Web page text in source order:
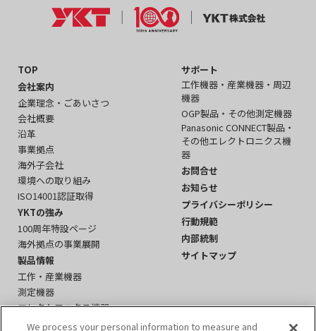
TOP
会社案内
企業理念・ごあいさつ
会社概要
沿革
事業拠点
海外子会社
環境への取り組み
ISO14001認証取得
YKTの強み
100周年特設ページ
海外拠点の事業展開
製品情報
工作・産業機器
測定機器
エレクトロニクス機器
周辺機器・その他
サポート
工作機器・産業機器・周辺
機器
OGP製品・その他測定機器
Panasonic CONNECT製品・
その他エレクトロニクス機
器
お問合せ
お知らせ
プライバシーポリシー
行動規範
内部統制
サイトマップ
We process your personal information to measure and